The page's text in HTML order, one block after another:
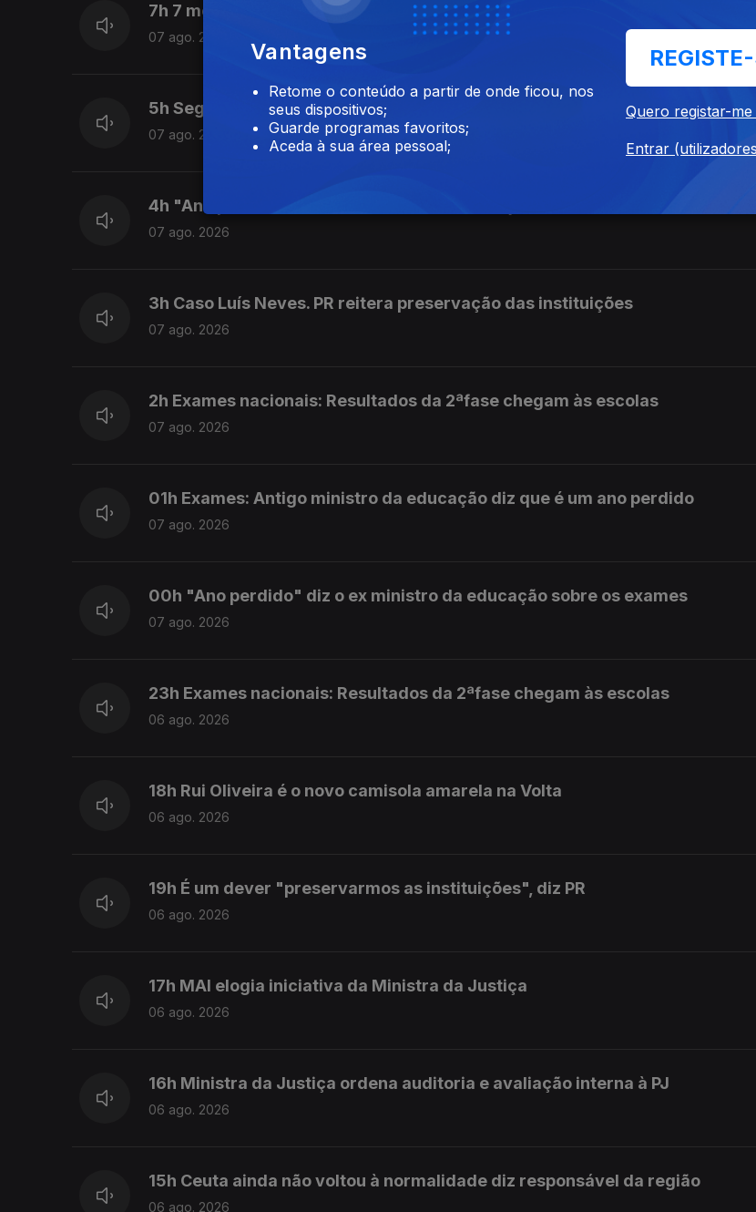
7h 7 mortos num tiroteio numa escola da Tailândia
07 ago. 2026
5h Seguro apela a políticas públicas duradouras
07 ago. 2026
4h "Ano perdido" diz o ex ministro da educação sobre os exames
07 ago. 2026
3h Caso Luís Neves. PR reitera preservação das instituições
07 ago. 2026
2h Exames nacionais: Resultados da 2ªfase chegam às escolas
07 ago. 2026
01h Exames: Antigo ministro da educação diz que é um ano perdido
07 ago. 2026
00h "Ano perdido" diz o ex ministro da educação sobre os exames
07 ago. 2026
23h Exames nacionais: Resultados da 2ªfase chegam às escolas
06 ago. 2026
18h Rui Oliveira é o novo camisola amarela na Volta
06 ago. 2026
19h É um dever "preservarmos as instituições", diz PR
06 ago. 2026
17h MAI elogia iniciativa da Ministra da Justiça
06 ago. 2026
16h Ministra da Justiça ordena auditoria e avaliação interna à PJ
06 ago. 2026
15h Ceuta ainda não voltou à normalidade diz responsável da região
06 ago. 2026
Vantagens
Retome o conteúdo a partir de onde ficou, nos
seus dispositivos;
Guarde programas favoritos;
Aceda à sua área pessoal;
Quero registar-me
Entrar